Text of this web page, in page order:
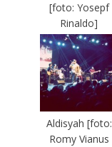
[foto: Yosepf
Rinaldo]
Aldisyah [foto:
Romy Vianus